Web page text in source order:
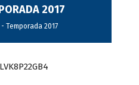
2017
Temporada 2017